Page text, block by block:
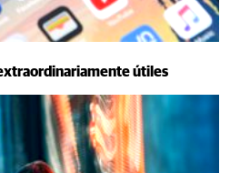
útiles